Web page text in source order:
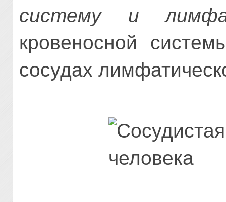
систему и
кровеносной
сосудах